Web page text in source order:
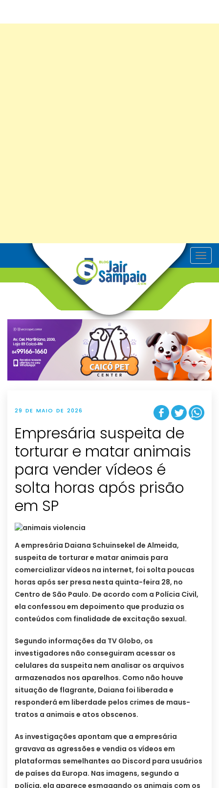
T
o
v
g
t
i
o
n
29 DE MAIO DE 2026
Empresária suspeita de
torturar e matar animais
para vender vídeos é
solta horas após prisão
em SP
A empresária Daiana Schuinsekel de Almeida,
suspeita de torturar e matar animais para
comercializar vídeos na internet, foi solta poucas
horas após ser presa nesta quinta-feira 28, no
Centro de São Paulo. De acordo com a Polícia Civil,
ela confessou em depoimento que produzia os
conteúdos com finalidade de excitação sexual.
Segundo informações da TV Globo, os
investigadores não conseguiram acessar os
celulares da suspeita nem analisar os arquivos
armazenados nos aparelhos. Como não houve
situação de flagrante, Daiana foi liberada e
responderá em liberdade pelos crimes de maus-
tratos a animais e atos obscenos.
As investigações apontam que a empresária
gravava as agressões e vendia os vídeos em
plataformas semelhantes ao Discord para usuários
de países da Europa. Nas imagens, segundo a
polícia, ela aparece esmagando os animais com os